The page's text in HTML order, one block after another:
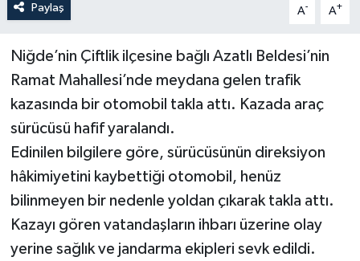
Paylaş A- A+
Niğde’nin Çiftlik ilçesine bağlı Azatlı Beldesi’nin
Ramat Mahallesi’nde meydana gelen trafik
kazasında bir otomobil takla attı. Kazada araç
sürücüsü hafif yaralandı.
Edinilen bilgilere göre, sürücüsünün direksiyon
hâkimiyetini kaybettiği otomobil, henüz
bilinmeyen bir nedenle yoldan çıkarak takla attı.
Kazayı gören vatandaşların ihbarı üzerine olay
yerine sağlık ve jandarma ekipleri sevk edildi.